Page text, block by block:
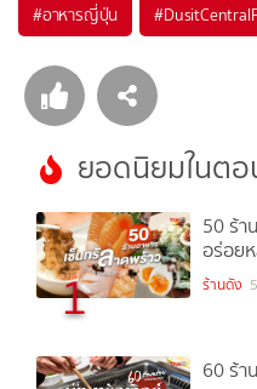
#อาหารญี่ปุ่น #
ยอดนิยมในต
1
50 ร้า
อร่อย
ร้านดัง
60 ร้า